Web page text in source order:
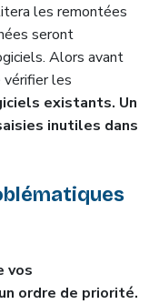
les remontées
seront
Alors avant
vérifier les
existants. Un
inutiles dans
vos
ordre de priorité.